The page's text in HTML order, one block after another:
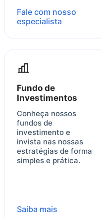
Fale com nosso
especialista
Fundo de
Investimentos
Conheça nossos
fundos de
investimento e
invista nas nossas
estratégias de forma
simples e prática.
Saiba mais